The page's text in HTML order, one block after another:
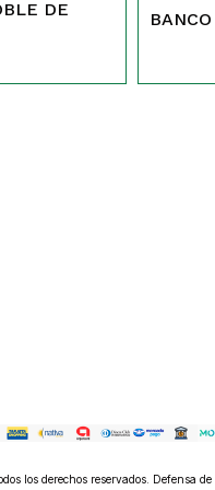
DE
los derechos reservados. Defensa